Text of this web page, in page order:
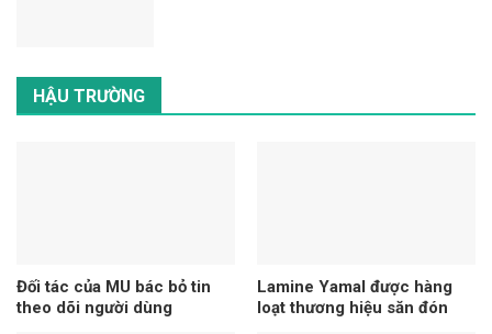
HẬU TRƯỜNG
Đối tác của MU bác bỏ tin
theo dõi người dùng
Lamine Yamal được hàng
loạt thương hiệu săn đón